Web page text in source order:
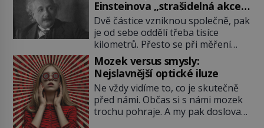
zvířat často spíš mýty? Pokud máte
doma králíka, mrkev mu dát
můžete. A nejspíš mu i bude
chutnat, ovšem měl by ji mít jen
jako občasný pamlsek. […]
Einsteinova „strašidelná akce
na dálku“ dál mate i fascinuje
vědce
Dvě částice vzniknou společně, pak
je od sebe oddělí třeba tisíce
kilometrů. Přesto se při měření
chovají, jako by mezi nimi
existovalo neviditelné pouto. Albert
Einstein tomu s jistou dávkou
ironie říká „strašidelná akce na
dálku“ a dlouhá desetiletí věří, že
musí existovat jednodušší
Mozek versus smysly:
Nejslavnější optické iluze
Ne vždy vidíme to, co je skutečně
před námi. Občas si s námi mozek
trochu pohraje. A my pak doslova